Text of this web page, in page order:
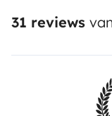
31 reviews